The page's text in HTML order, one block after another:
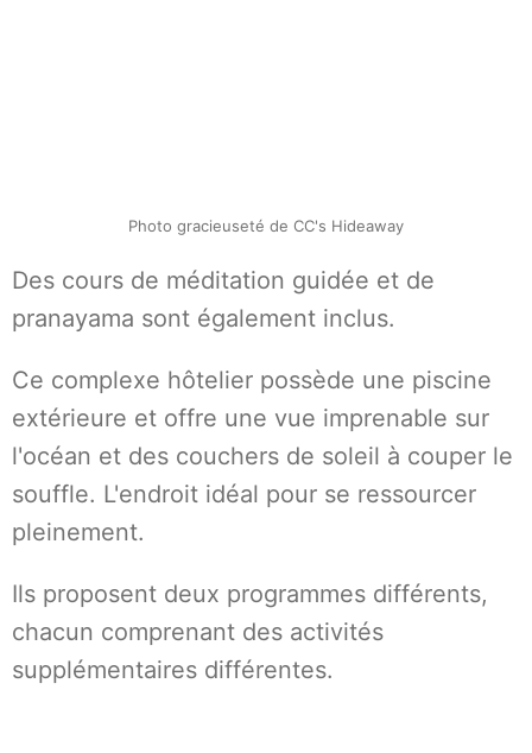
Photo gracieuseté de CC's Hideaway
Des cours de méditation guidée et de
pranayama sont également inclus.
Ce complexe hôtelier possède une piscine
extérieure et offre une vue imprenable sur
l'océan et des couchers de soleil à couper le
souffle. L'endroit idéal pour se ressourcer
pleinement.
Ils proposent deux programmes différents,
chacun comprenant des activités
supplémentaires différentes.